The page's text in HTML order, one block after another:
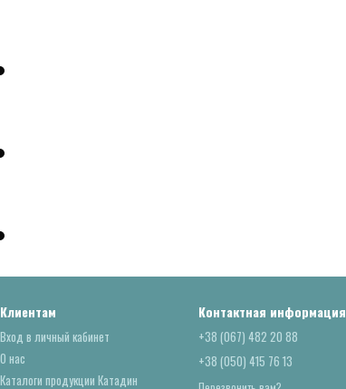
Клиентам
Вход в личный кабинет
О нас
Каталоги продукции Катадин
Контактная информация
+38 (067) 482 20 88
+38 (050) 415 76 13